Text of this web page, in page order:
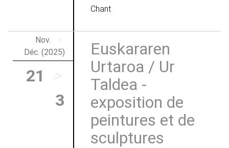
Chant
Nov.
>
Déc. (2025)
21
>
3
Euskararen
Urtaroa / Ur
Taldea -
exposition de
peintures et de
sculptures